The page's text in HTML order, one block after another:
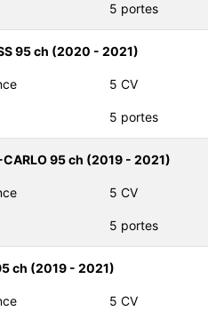
5 portes
95 ch (2020 - 2021)
5 CV
5 portes
CARLO 95 ch (2019 - 2021)
5 CV
5 portes
ch (2019 - 2021)
5 CV